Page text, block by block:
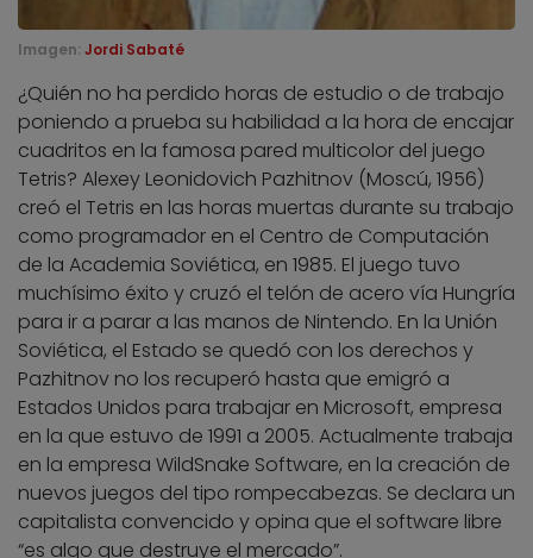
Imagen: Jordi Sabaté
¿Quién no ha perdido horas de estudio o de trabajo
poniendo a prueba su habilidad a la hora de encajar
cuadritos en la famosa pared multicolor del juego
Tetris? Alexey Leonidovich Pazhitnov (Moscú, 1956)
creó el Tetris en las horas muertas durante su trabajo
como programador en el Centro de Computación
de la Academia Soviética, en 1985. El juego tuvo
muchísimo éxito y cruzó el telón de acero vía Hungría
para ir a parar a las manos de Nintendo. En la Unión
Soviética, el Estado se quedó con los derechos y
Pazhitnov no los recuperó hasta que emigró a
Estados Unidos para trabajar en Microsoft, empresa
en la que estuvo de 1991 a 2005. Actualmente trabaja
en la empresa WildSnake Software, en la creación de
nuevos juegos del tipo rompecabezas. Se declara un
capitalista convencido y opina que el software libre
“es algo que destruye el mercado”.